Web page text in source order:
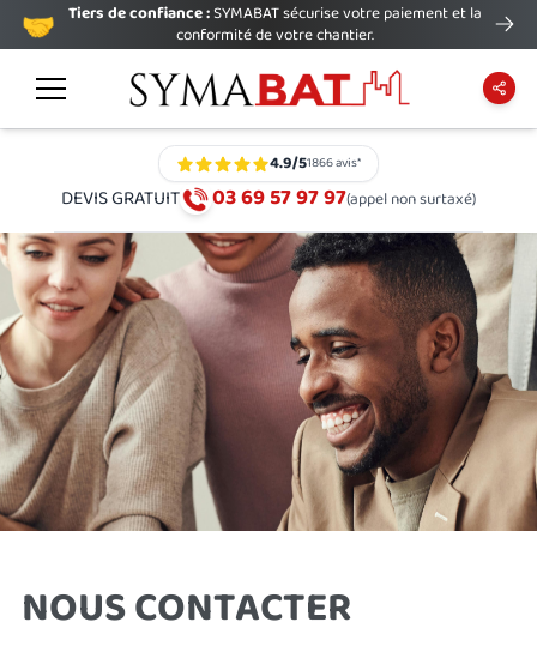
🤝 Tiers de confiance :SYMABAT sécurise votre paiement et la
conformité de votre chantier.
4.9/51866avis*
DEVIS GRATUIT 03 69 57 97 97(appel non surtaxé)
NOUS CONTACTER